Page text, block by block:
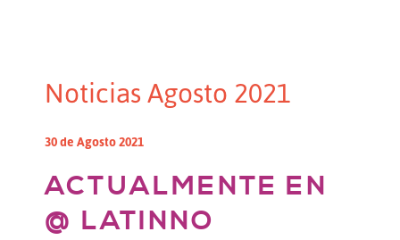
Noticias Agosto 2021
30 de Agosto 2021
ACTUALMENTE EN
@ LATINNO